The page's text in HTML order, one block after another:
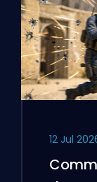
12 Jul